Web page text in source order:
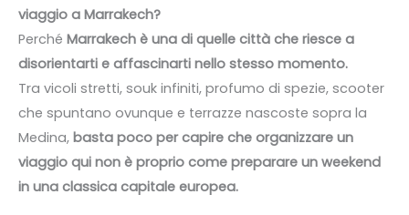
viaggio a Marrakech?
Perché Marrakech è una di quelle città che riesce a
disorientarti e affascinarti nello stesso momento.
Tra vicoli stretti, souk infiniti, profumo di spezie, scooter
che spuntano ovunque e terrazze nascoste sopra la
Medina, basta poco per capire che organizzare un
viaggio qui non è proprio come preparare un weekend
in una classica capitale europea.